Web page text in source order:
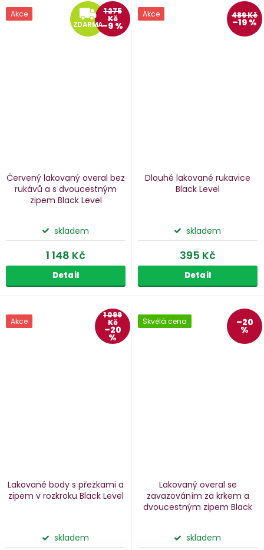
Akce ZDARMA
ZDARMA
1 275
Kč
–9 %
Červený lakovaný overal bez
rukávů a s dvoucestným
zipem Black Level
skladem
1 148 Kč
Detail
Akce 489 Kč
–19 %
Dlouhé lakované rukavice
Black Level
skladem
395 Kč
Detail
Akce
1 099
Kč
–20
%
Lakované body s přezkami a
zipem v rozkroku Black Level
skladem
Skvělá cena –20
%
Lakovaný overal se
zavazováním za krkem a
dvoucestným zipem Black
skladem